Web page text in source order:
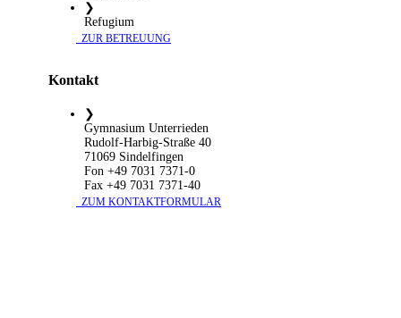
❯
Refugium
​ ZUR BETREUUNG
Kontakt
❯
Gymnasium Unterrieden
Rudolf-Harbig-Straße 40
71069 Sindelfingen
Fon +49 7031 7371-0
Fax +49 7031 7371-40
​ ZUM KONTAKTFORMULAR